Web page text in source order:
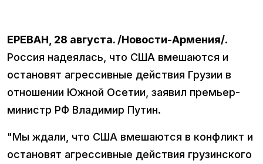
ЕРЕВАН, 28 августа. /Новости-Армения/.
Россия надеялась, что США вмешаются и
остановят агрессивные действия Грузии в
отношении Южной Осетии, заявил премьер-
министр РФ Владимир Путин.
"Мы ждали, что США вмешаются в конфликт и
остановят агрессивные действия грузинского